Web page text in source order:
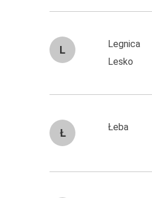
L
Legnica
Lesko
Ł
Łeba